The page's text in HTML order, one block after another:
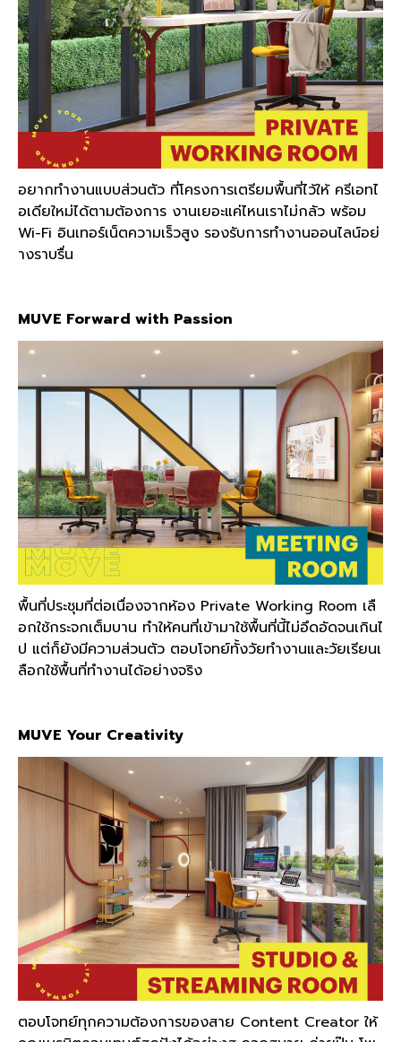
อยากทำงานแบบส่วนตัว ที่โครงการเตรียมพื้นที่ไว้ให้ ครีเอทไ
อเดียใหม่ได้ตามต้องการ งานเยอะแค่ไหนเราไม่กลัว พร้อม
Wi-Fi อินเทอร์เน็ตความเร็วสูง รองรับการทำงานออนไลน์อย่
างราบรื่น
MUVE Forward with Passion
พื้นที่ประชุมที่ต่อเนื่องจากห้อง Private Working Room เลื
อกใช้กระจกเต็มบาน ทำให้คนที่เข้ามาใช้พื้นที่นี้ไม่อึดอัดจนเกินไ
ป แต่ก็ยังมีความส่วนตัว ตอบโจทย์ทั้งวัยทำงานและวัยเรียนเ
ลือกใช้พื้นที่ทำงานได้อย่างจริง
MUVE Your Creativity
ตอบโจทย์ทุกความต้องการของสาย Content Creator ให้